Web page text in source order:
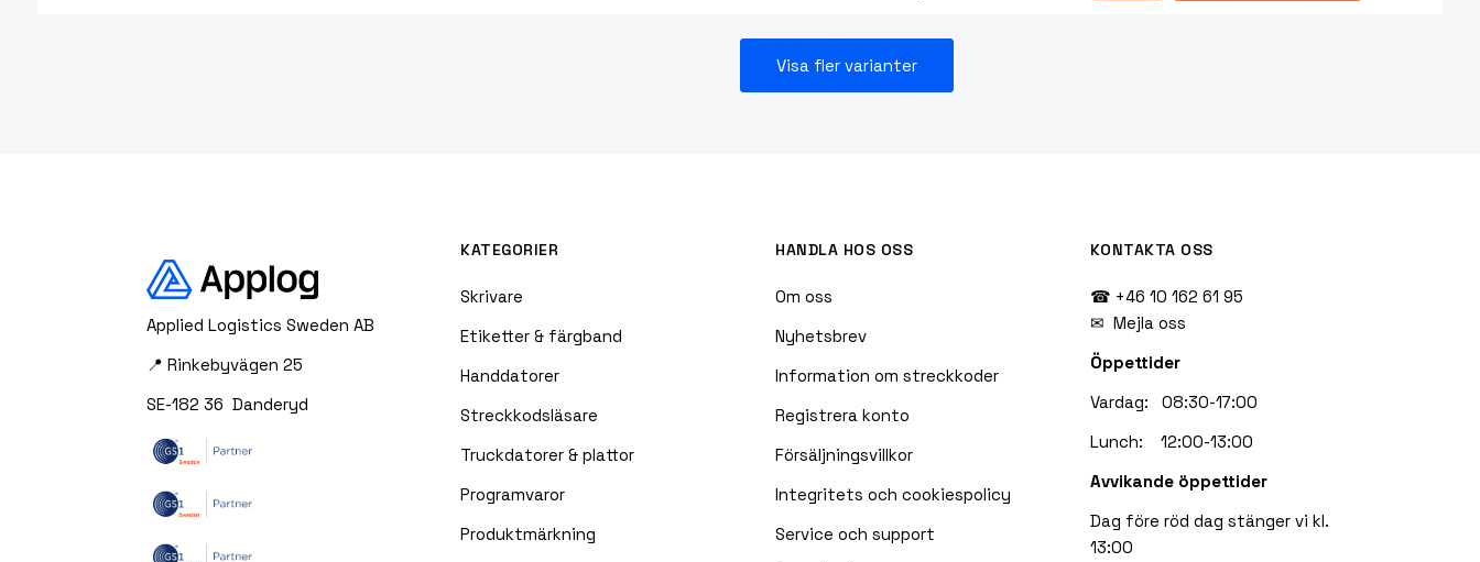
Visa fler varianter
Applied Logistics Sweden AB
📍 Rinkebyvägen 25
SE-182 36 Danderyd
KATEGORIER
Skrivare
Etiketter & färgband
Handdatorer
Streckkodsläsare
Truckdatorer & plattor
Programvaror
Produktmärkning
HANDLA HOS OSS
Om oss
Nyhetsbrev
Information om streckkoder
Registrera konto
Försäljningsvillkor
Integritets och cookiespolicy
Service och support
KONTAKTA OSS
☎ +46 10 162 61 95
✉ Mejla oss
Öppettider
Vardag: 08:30-17:00
Lunch: 12:00-13:00
Avvikande öppettider
Dag före röd dag stänger vi kl.
13:00